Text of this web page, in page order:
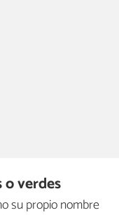
o verdes
su propio nombre